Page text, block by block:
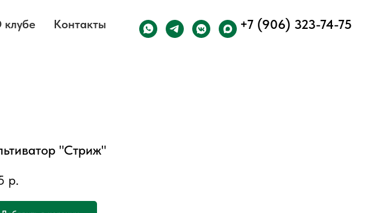
Контакты +7 (906) 323-74-75
"Стриж"
р.